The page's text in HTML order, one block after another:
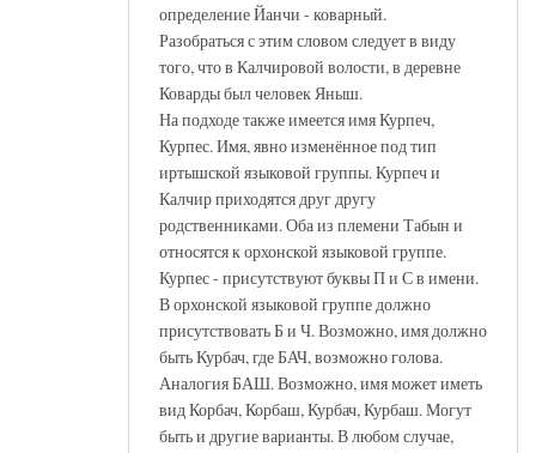
определение Йанчи - коварный.
Разобраться с этим словом следует в виду
того, что в Калчировой волости, в деревне
Коварды был человек Яныш.
На подходе также имеется имя Курпеч,
Курпес. Имя, явно изменённое под тип
иртышской языковой группы. Курпеч и
Калчир приходятся друг другу
родственниками. Оба из племени Табын и
относятся к орхонской языковой группе.
Курпес - присутствуют буквы П и С в имени.
В орхонской языковой группе должно
присутствовать Б и Ч. Возможно, имя должно
быть Курбач, где БАЧ, возможно голова.
Аналогия БАШ. Возможно, имя может иметь
вид Корбач, Корбаш, Курбач, Курбаш. Могут
быть и другие варианты. В любом случае,